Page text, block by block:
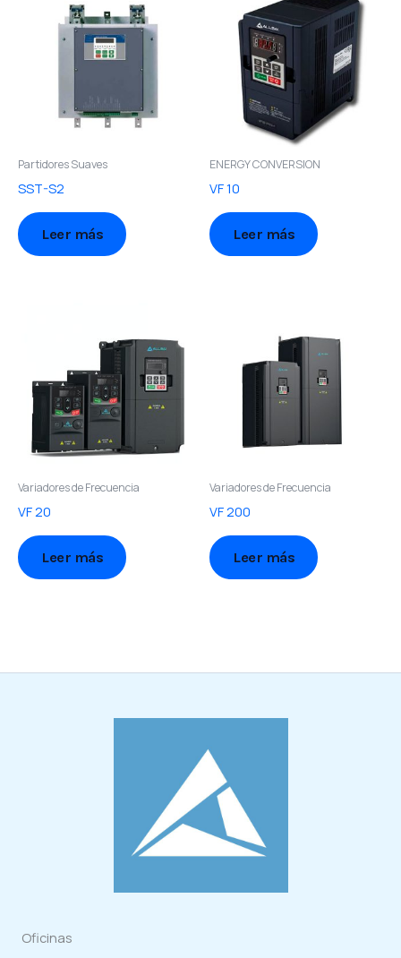
Partidores Suaves
SST-S2
Leer más
ENERGY CONVERSION
VF 10
Leer más
Variadores de Frecuencia
VF 20
Leer más
Variadores de Frecuencia
VF 200
Leer más
Oficinas